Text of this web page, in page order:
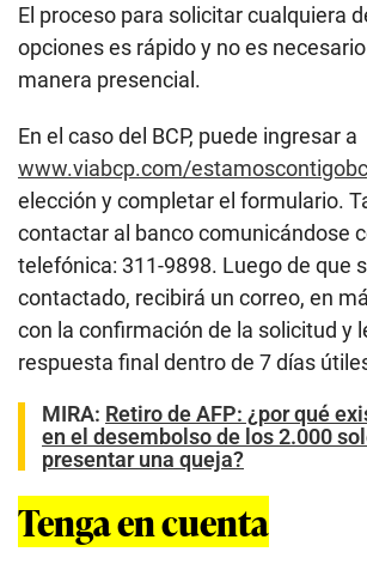
El proceso para solicitar cualquiera
opciones es rápido y no es
manera presencial.
En el caso del BCP, puede ingresar a
www.viabcp.com/
elección y completar el formulario.
contactar al banco comunicándose
telefónica: 311-9898. Luego de que
contactado, recibirá un correo, en
con la confirmación de la solicitud y
respuesta final dentro de 7 días
MIRA: Retiro de AFP: ¿por qué
en el desembolso de los 2.000
presentar una queja?
Tenga en cuenta